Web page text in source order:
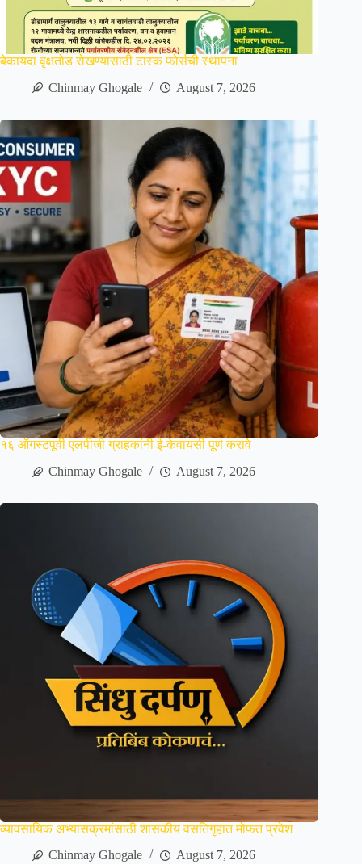
बेकायदा वृक्षतोड रोखण्यासाठी टास्क फोर्सची स्थापना
Chinmay Ghogale
August 7, 2026
१६ ऑगस्टपूर्वी एलपीजी ग्राहकांनी ई-केवायसी पूर्ण करावे
Chinmay Ghogale
August 7, 2026
व्यावसायिक अभ्यासक्रमांसाठी शासकीय वसतिगृहात मोफत प्रवेश
Chinmay Ghogale
August 7, 2026